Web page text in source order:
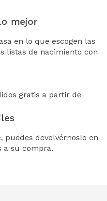
mejor
en lo que escogen las
listas de nacimiento con
gratis a partir de
puedes devolvérnoslo en
a su compra.